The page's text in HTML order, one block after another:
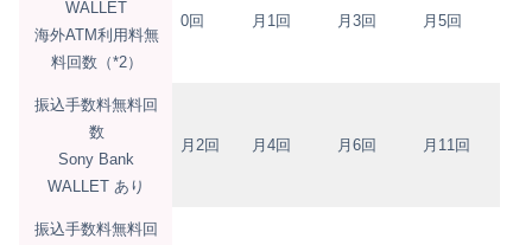
WALLET
海外ATM利用料無
料回数（*2）
0回 月1回 月3回 月5回
振込手数料無料回
数
Sony Bank
WALLET あり
月2回 月4回 月6回 月11回
振込手数料無料回